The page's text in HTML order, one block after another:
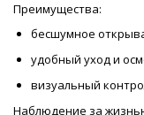
Преимущества:
бесшумное
удобный уход и
визуальный
Наблюдение за